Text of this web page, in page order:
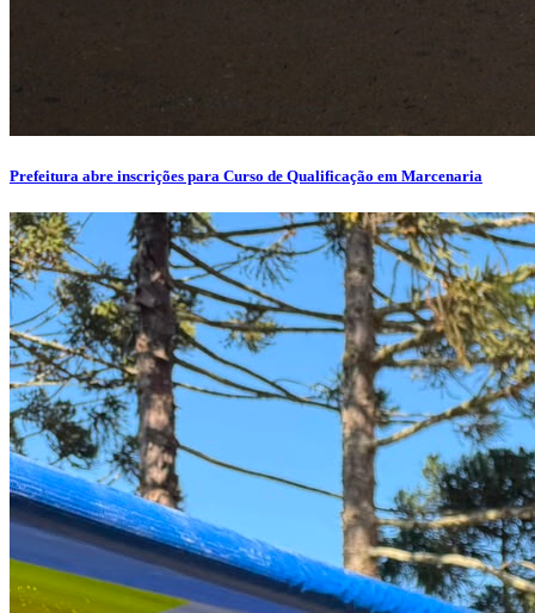
Prefeitura abre inscrições para Curso de Qualificação em Marcenaria